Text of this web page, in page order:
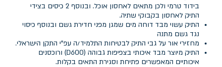
בידוד טרמי ולכן מתאים לאחסון אוכל. ובנוסף 2 כיסים בצידי
התיק לאחסון בקבוקי שתיה.
התיק עשוי מבד דוחה מים שמגן מפני חדירת גשם ובנוסף כיסוי
נגד גשם מתנה
מחזירי אור על גבי התיק לבטיחות התלמיד/ה עפ"י התקן הישראלי.
התיק מיוצר מבד איכותי בצפיפות גבוהה (D600) ורוכסנים
איכותיים המאפשרים פתיחת וסגירת התאים בקלות.